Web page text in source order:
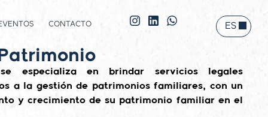
CONTACTO ES
EN
especializa en brindar servicios legales
a la gestión de patrimonios familiares, con un
y crecimiento de su patrimonio familiar en el